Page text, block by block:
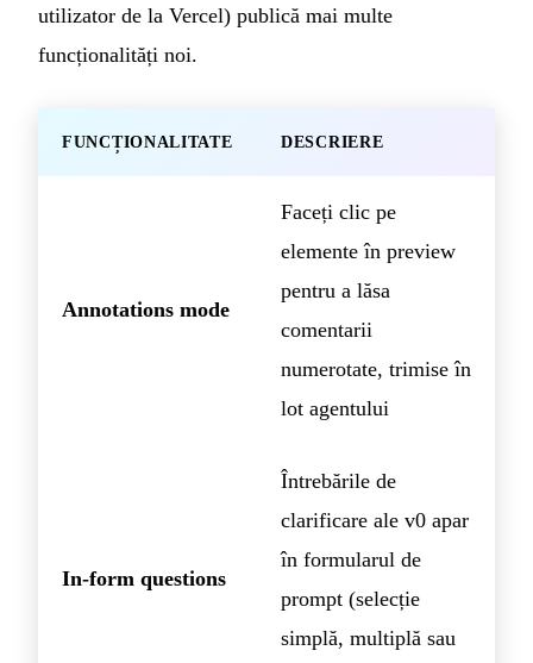
utilizator de la Vercel) publică mai multe
funcționalități noi.
FUNCȚIONALITATE DESCRIERE
Annotations mode
Faceți clic pe
elemente în preview
pentru a lăsa
comentarii
numerotate, trimise în
lot agentului
In-form questions
Întrebările de
clarificare ale v0 apar
în formularul de
prompt (selecție
simplă, multiplă sau